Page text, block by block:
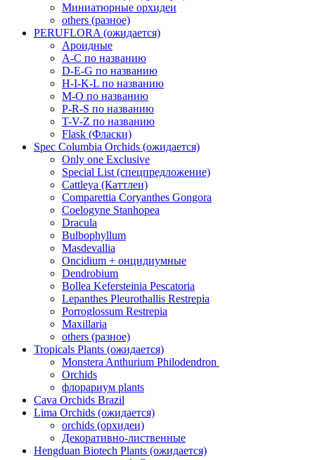
Миниатюрные орхидеи
others (разное)
PERUFLORA (ожидается)
Ароидные
A-C по названию
D-E-G по названию
H-I-K-L по названию
M-O по названию
P-R-S по названию
T-V-Z по названию
Flask (Фласки)
Spec Columbia Orchids (ожидается)
Only one Exclusive
Special List (спецпредложение)
Cattleya (Каттлеи)
Comparettia Coryanthes Gongora
Coelogyne Stanhopea
Dracula
Bulbophyllum
Masdevallia
Oncidium + онцидиумные
Dendrobium
Bollea Kefersteinia Pescatoria
Lepanthes Pleurothallis Restrepia
Porroglossum Restrepia
Maxillaria
others (разное)
Tropicals Plants (ожидается)
​​​​​​​Monstera Anthurium Philodendron
Orchids
флорариум plants
Cava Orchids Brazil
Lima Orchids (ожидается)
orchids (орхидеи)
Декоративно-лиственные
Hengduan Biotech Plants (ожидается)